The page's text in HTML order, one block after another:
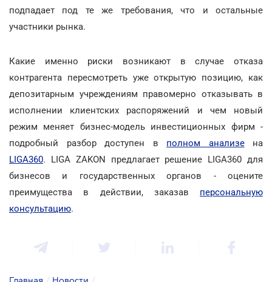
подпадает под те же требования, что и остальные
участники рынка.
Какие именно риски возникают в случае отказа
контрагента пересмотреть уже открытую позицию, как
депозитарным учреждениям правомерно отказывать в
исполнении клиентских распоряжений и чем новый
режим меняет бизнес-модель инвестиционных фирм -
подробный разбор доступен в полном анализена
LIGA360. LIGA ZAKON предлагает решение LIGA360 для
бизнесов и государственных органов - оцените
преимущества в действии, заказав персональную
консультацию.
Главная / Новости /